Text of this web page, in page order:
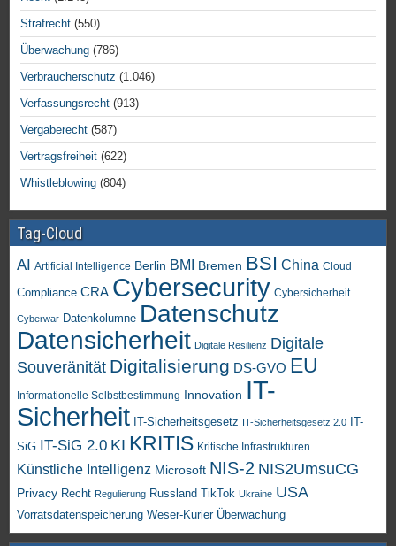
Strafrecht (550)
Überwachung (786)
Verbraucherschutz (1.046)
Verfassungsrecht (913)
Vergaberecht (587)
Vertragsfreiheit (622)
Whistleblowing (804)
Tag-Cloud
AI Artificial Intelligence Berlin BMI Bremen BSI China Cloud
Compliance CRA Cybersecurity Cybersicherheit
Cyberwar Datenkolumne Datenschutz
Datensicherheit Digitale Resilienz Digitale
Souveränität Digitalisierung DS-GVO EU
Informationelle Selbstbestimmung Innovation IT-
Sicherheit IT-Sicherheitsgesetz IT-Sicherheitsgesetz 2.0
IT-
SiG IT-SiG 2.0 KI KRITIS Kritische Infrastrukturen
Künstliche Intelligenz Microsoft NIS-2 NIS2UmsuCG
Privacy Recht Regulierung Russland TikTok Ukraine USA
Vorratsdatenspeicherung Weser-Kurier Überwachung